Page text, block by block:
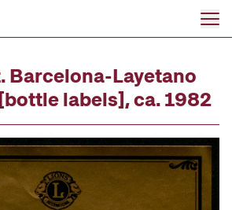
Barcelona-Layetano
labels], ca. 1982